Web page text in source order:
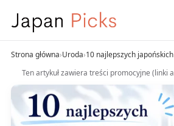
Strona główna›Uroda›10 najlepszych
Ten artykuł zawiera treści promocyjne (linki